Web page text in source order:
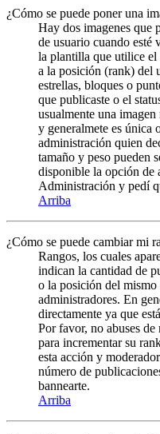
¿Cómo se puede poner una
Hay dos imagenes que
de usuario cuando esté
la plantilla que utilice el
a la posición (rank) del
estrellas, bloques o
que publicaste o el
usualmente una
y generalmete es única
administración quien
tamaño y peso pueden
disponible la opción de
Administración y pedí
Arriba
¿Cómo se puede cambiar mi
Rangos, los cuales
indican la cantidad de
o la posición del
administradores. En
directamente ya que
Por favor, no abuses de
para incrementar su
esta acción y
número de
bannearte.
Arriba